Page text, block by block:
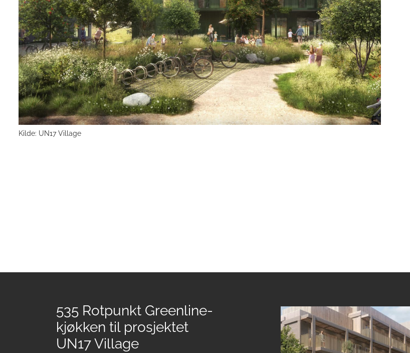
Kilde: UN17 Village
535 Rotpunkt Greenline-
kjøkken til prosjektet
UN17 Village